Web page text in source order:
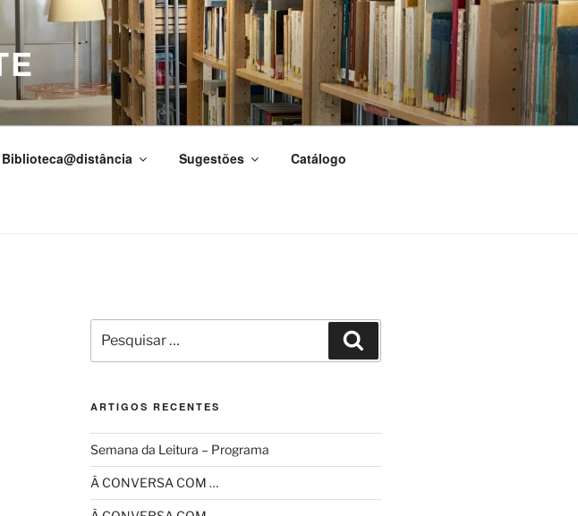
Biblioteca@distância Sugestões Catálogo
por:
ARTIGOS RECENTES
Semana da Leitura – Programa
À CONVERSA COM …